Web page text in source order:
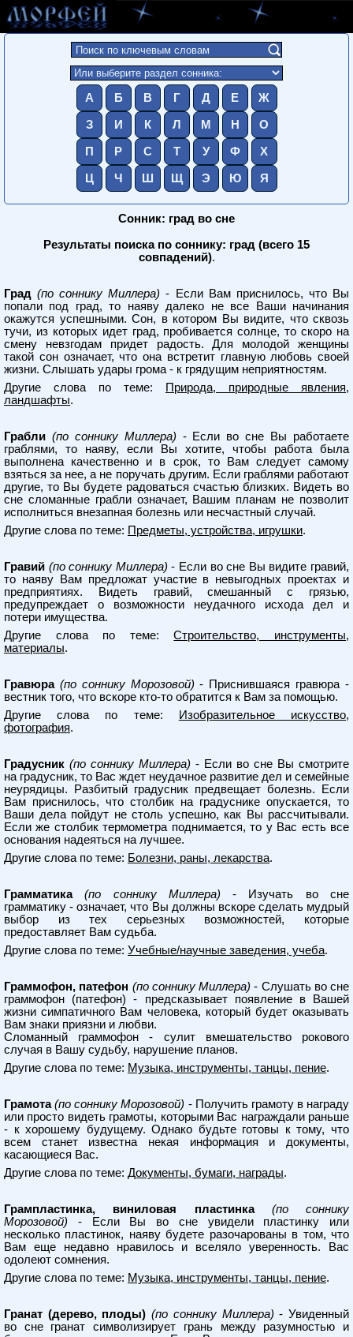
А Б В Г Д Е Ж
З И К Л М Н О
П Р С Т У Ф Х
Ц Ч Ш Щ Э Ю Я
Сонник: град во сне
Результаты поиска по соннику: град (всего 15
совпадений).
Град (по соннику Миллера) - Если Вам приснилось, что Вы
попали под град, то наяву далеко не все Ваши начинания
окажутся успешными. Сон, в котором Вы видите, что сквозь
тучи, из которых идет град, пробивается солнце, то скоро на
смену невзгодам придет радость. Для молодой женщины
такой сон означает, что она встретит главную любовь своей
жизни. Слышать удары грома - к грядущим неприятностям.
Другие слова по теме:
Природа, природные явления,
ландшафты.
Грабли (по соннику Миллера) - Если во сне Вы работаете
граблями, то наяву, если Вы хотите, чтобы работа была
выполнена качественно и в срок, то Вам следует самому
взяться за нее, а не поручать другим. Если граблями работают
другие, то Вы будете радоваться счастью близких. Видеть во
сне сломанные грабли означает, Вашим планам не позволит
исполниться внезапная болезнь или несчастный случай.
Другие слова по теме: Предметы, устройства, игрушки.
Гравий (по соннику Миллера) - Если во сне Вы видите гравий,
то наяву Вам предложат участие в невыгодных проектах и
предприятиях. Видеть гравий, смешанный с грязью,
предупреждает о возможности неудачного исхода дел и
потери имущества.
Другие слова по теме:Строительство, инструменты,
материалы.
Гравюра (по соннику Морозовой) - Приснившаяся гравюра -
вестник того, что вскоре кто-то обратится к Вам за помощью.
Другие слова по теме:
Изобразительное искусство,
фотография.
Градусник (по соннику Миллера) - Если во сне Вы смотрите
на градусник, то Вас ждет неудачное развитие дел и семейные
неурядицы. Разбитый градусник предвещает болезнь. Если
Вам приснилось, что столбик на градуснике опускается, то
Ваши дела пойдут не столь успешно, как Вы рассчитывали.
Если же столбик термометра поднимается, то у Вас есть все
основания надеяться на лучшее.
Другие слова по теме: Болезни, раны, лекарства.
Грамматика (по соннику Миллера) - Изучать во сне
грамматику - означает, что Вы должны вскоре сделать мудрый
выбор из тех серьезных возможностей, которые
предоставляет Вам судьба.
Другие слова по теме: Учебные/научные заведения, учеба.
Граммофон, патефон (по соннику Миллера) - Слушать во сне
граммофон (патефон) - предсказывает появление в Вашей
жизни симпатичного Вам человека, который будет оказывать
Вам знаки приязни и любви.
Сломанный граммофон - сулит вмешательство рокового
случая в Вашу судьбу, нарушение планов.
Другие слова по теме: Музыка, инструменты, танцы, пение.
Грамота (по соннику Морозовой) - Получить грамоту в награду
или просто видеть грамоты, которыми Вас награждали раньше
- к хорошему будущему. Однако будьте готовы к тому, что
всем станет известна некая информация и документы,
касающиеся Вас.
Другие слова по теме: Документы, бумаги, награды.
Грампластинка, виниловая пластинка
(по соннику
Морозовой) - Если Вы во сне увидели пластинку или
несколько пластинок, наяву будете разочарованы в том, что
Вам еще недавно нравилось и вселяло уверенность. Вас
одолеют сомнения.
Другие слова по теме: Музыка, инструменты, танцы, пение.
Гранат (дерево, плоды) (по соннику Миллера) - Увиденный
во сне гранат символизирует грань между разумностью и